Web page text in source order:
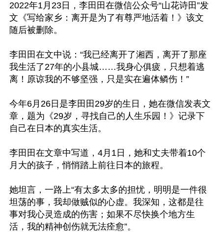
2022年1月23日，李田田在微信公众号“山花诗田”发
文《写给家乡：离开是为了有尊严地活着！》该文
随后被删除。
李田田在文中说：“我已经离开了湘西，离开了那座
我生活了27年的小县城……我身心俱疲，只想着逃
离！原谅我的不够坚强，只是实在遍体鳞伤！”
今年6月26日是李田田29岁的生日，她在微信发表文
章，题为《29岁，寻找自己的人生乐园！》记录下
自己在日本的真实生活。
李田田在文章中写道，4月1日，她和丈夫带着10个
月大的孩子，悄悄踏上前往日本的旅程。
她坦言，一路上“有太多太多的担忧，明明是一件很
坦荡的事，我却做贼似的心虚。我深知，这都是往
事对我心灵造成的伤害；如果不尽快换个地方生
活，我的精神创伤就无法痊愈”。